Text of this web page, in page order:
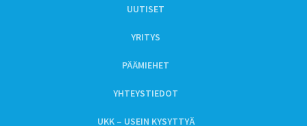
UUTISET
YRITYS
PÄÄMIEHET
YHTEYSTIEDOT
UKK – USEIN KYSYTTYÄ